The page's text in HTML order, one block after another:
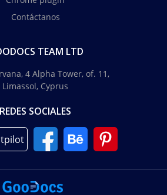
Contáctanos
TEAM LTD
4 Alpha Tower, of. 11,
Limassol, Cyprus
REDES SOCIALES